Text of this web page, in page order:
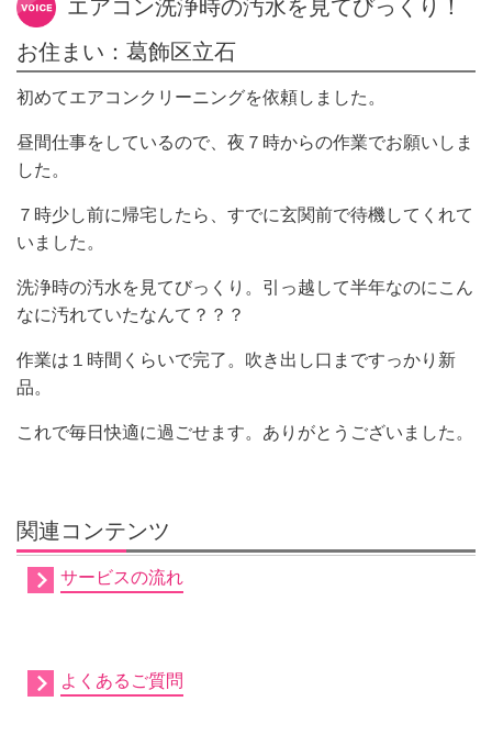
エアコン洗浄時の汚水を見てびっくり！
お住まい：葛飾区立石
初めてエアコンクリーニングを依頼しました。
昼間仕事をしているので、夜７時からの作業でお願いしま
した。
７時少し前に帰宅したら、すでに玄関前で待機してくれて
いました。
洗浄時の汚水を見てびっくり。引っ越して半年なのにこん
なに汚れていたなんて？？？
作業は１時間くらいで完了。吹き出し口まですっかり新
品。
これで毎日快適に過ごせます。ありがとうございました。
関連コンテンツ
サービスの流れ
よくあるご質問